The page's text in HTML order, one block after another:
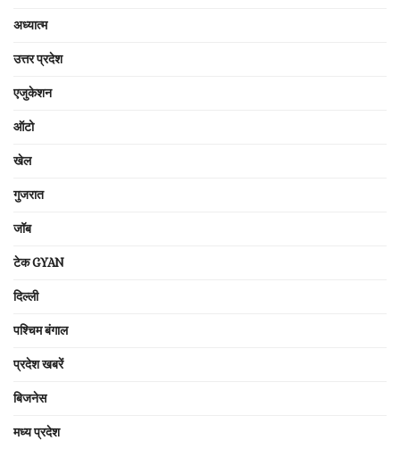
अध्यात्म
उत्तर प्रदेश
एजुकेशन
ऑटो
खेल
गुजरात
जॉब
टेक GYAN
दिल्ली
पश्चिम बंगाल
प्रदेश खबरें
बिजनेस
मध्य प्रदेश